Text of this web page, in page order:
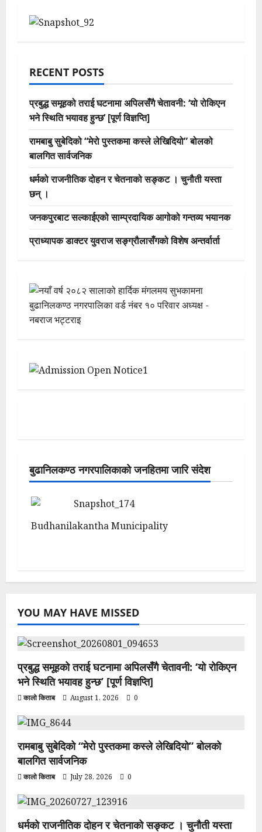
RECENT POSTS
प्रबुद्ध समूहको तराई घटनामा अपिलसँगै चेतावनी: ‘यो रोकिएन
भने स्थिति भयावह हुन्छ’ [पूर्ण विज्ञप्ति]
रामबाबु सुबेदिको “मेरो पुस्तकमा कस्ले लेखिदियो” बोलको
बालगित सार्वजनिक
धर्मको राजनीतिक दोहन र चेतनाको सङ्कट । चुनौती यस्ता
छन् ।
जनकपुरबाट सल्काईएको साम्प्रदायिक आगोको गन्तव्य भयानक
प्राध्यापक डाक्टर युवराज सङ्ग्रौलासँगको विशेष अन्तर्वार्ता
बुढानिलकण्ठ नगरपालिकाको जनहितमा जारि संदेश
Budhanilakantha Municipality
YOU MAY HAVE MISSED
प्रबुद्ध समूहको तराई घटनामा अपिलसँगै चेतावनी: ‘यो रोकिएन
भने स्थिति भयावह हुन्छ’ [पूर्ण विज्ञप्ति]
कालो किताब August 1, 2026 0
रामबाबु सुबेदिको “मेरो पुस्तकमा कस्ले लेखिदियो” बोलको
बालगित सार्वजनिक
कालो किताब July 28, 2026 0
धर्मको राजनीतिक दोहन र चेतनाको सङ्कट । चुनौती यस्ता